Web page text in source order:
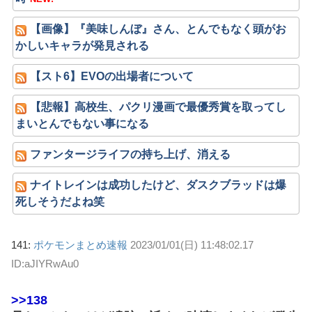
【画像】『美味しんぼ』さん、とんでもなく頭がお
かしいキャラが発見される
【スト6】EVOの出場者について
【悲報】高校生、パクリ漫画で最優秀賞を取ってし
まいとんでもない事になる
ファンタージライフの持ち上げ、消える
ナイトレインは成功したけど、ダスクブラッドは爆
死しそうだよね笑
141: ポケモンまとめ速報 2023/01/01(日) 11:48:02.17
ID:aJIYRwAu0
>>138